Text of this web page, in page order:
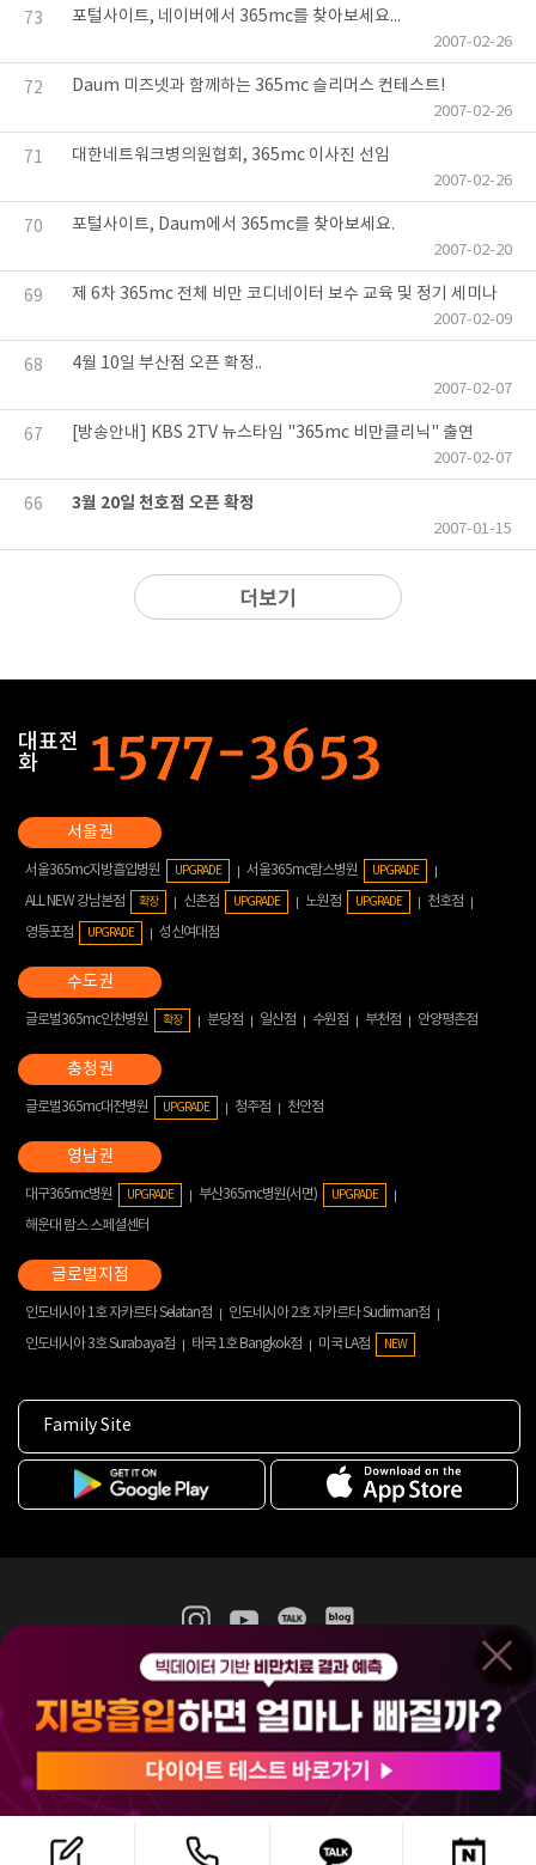
73 포털사이트, 네이버에서 365mc를 찾아보세요...
2007-02-26
72 Daum 미즈넷과 함께하는 365mc 슬리머스 컨테스트!
2007-02-26
71 대한네트워크병의원협회, 365mc 이사진 선임
2007-02-26
70 포털사이트, Daum에서 365mc를 찾아보세요.
2007-02-20
69 제 6차 365mc 전체 비만 코디네이터 보수 교육 및 정기 세미나
2007-02-09
68 4월 10일 부산점 오픈 확정..
2007-02-07
67 [방송안내] KBS 2TV 뉴스타임 "365mc 비만클리닉" 출연
2007-02-07
66 3월 20일 천호점 오픈 확정
2007-01-15
더보기
대표전
화
서울365mc지방흡입병원 UPGRADE 서울365mc람스병원 UPGRADE
ALL NEW 강남본점 확장 신촌점 UPGRADE 노원점 UPGRADE
천호점
영등포점
UPGRADE 성신여대점
글로벌365mc인천병원 확장 분당점 일산점 수원점 부천점 안양평촌점
글로벌365mc대전병원 UPGRADE 청주점 천안점
대구365mc병원 UPGRADE 부산365mc병원(서면) UPGRADE
해운대 람스 스페셜센터
인도네시아 1호 자카르타 Selatan점
인도네시아 2호 자카르타 Sudirman점
인도네시아 3호 Surabaya점
태국 1호 Bangkok점 미국 LA점 NEW
Family Site
365mc 병·의원 이용약관
홈페이지 이용약관
비급여진료수가
(주)365mcㅣ서울특별시 서초구 서초대로52길 7, 3~4층(서초동, 제일빌딩)
120-87-04354ㅣ김남철
COPYRIGHT(C) 2025 365mc. ALL RIGHTS RESERVED.